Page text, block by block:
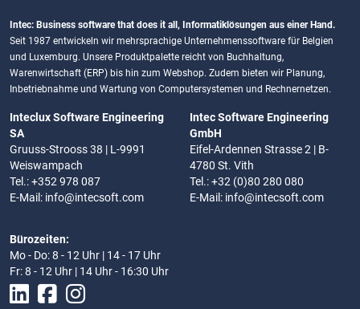
Intec: Business software that does it all, Informatiklösungen aus einer Hand.
Seit 1987 entwickeln wir mehrsprachige Unternehmenssoftware für Belgien
und Luxemburg. Unsere Produktpalette reicht von Buchhaltung,
Warenwirtschaft (ERP) bis hin zum Webshop. Zudem bieten wir Planung,
Inbetriebnahme und Wartung von Computersystemen und Rechnernetzen.
Inteclux Software Engineering
SA
Gruuss-Strooss 38 | L-9991
Weiswampach
Tel.: +352 978 087
E-Mail: info@intecsoft.com
Intec Software Engineering
GmbH
Eifel-Ardennen Strasse 2 | B-
4780 St. Vith
Tel.: +32 (0)80 280 080
E-Mail: info@intecsoft.com
Bürozeiten:
Mo - Do: 8 - 12 Uhr | 14 - 17 Uhr
Fr: 8 - 12 Uhr | 14 Uhr - 16:30 Uhr